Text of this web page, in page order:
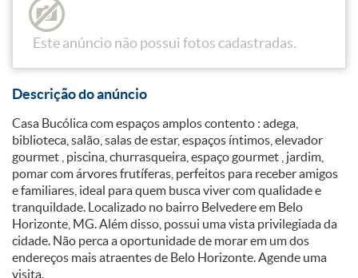
Este anúncio não possui fotos cadastradas.
Descrição do anúncio
Casa Bucólica com espaços amplos contento : adega,
biblioteca, salão, salas de estar, espaços íntimos, elevador
gourmet , piscina, churrasqueira, espaço gourmet , jardim,
pomar com árvores frutíferas, perfeitos para receber amigos
e familiares, ideal para quem busca viver com qualidade e
tranquildade. Localizado no bairro Belvedere em Belo
Horizonte, MG. Além disso, possui uma vista privilegiada da
cidade. Não perca a oportunidade de morar em um dos
endereços mais atraentes de Belo Horizonte. Agende uma
visita.